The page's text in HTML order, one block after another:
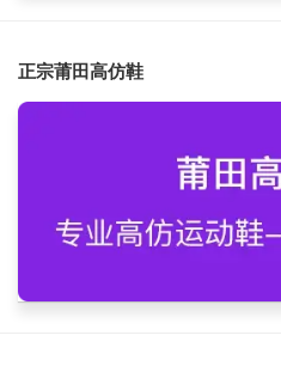
正宗莆田高仿鞋